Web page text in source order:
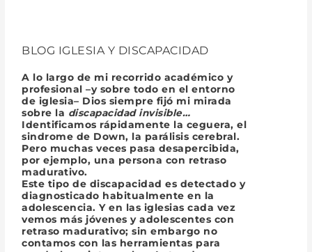
BLOG IGLESIA Y DISCAPACIDAD
A lo largo de mi recorrido académico y
profesional –y sobre todo en el entorno
de iglesia– Dios siempre fijó mi mirada
sobre la discapacidad invisible…
Identificamos rápidamente la ceguera, el
sindrome de Down, la parálisis cerebral.
Pero muchas veces pasa desapercibida,
por ejemplo, una persona con retraso
madurativo.
Este tipo de discapacidad es detectado y
diagnosticado habitualmente en la
adolescencia. Y en las iglesias cada vez
vemos más jóvenes y adolescentes con
retraso madurativo; sin embargo no
contamos con las herramientas para